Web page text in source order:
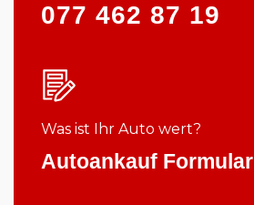
077 462 87 19
Was ist Ihr Auto wert?
Autoankauf Formular